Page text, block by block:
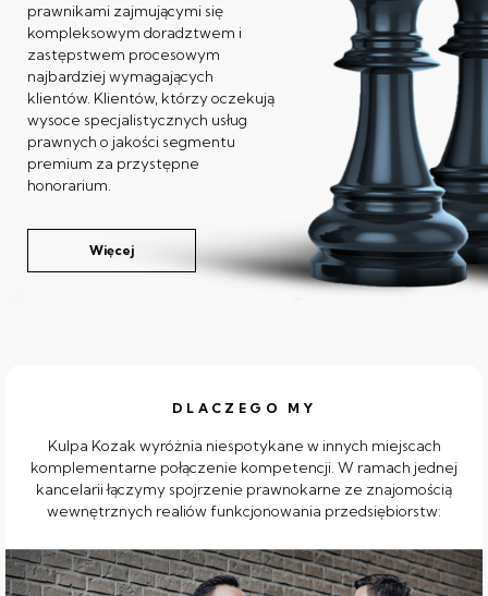
prawnikami zajmującymi się
kompleksowym doradztwem i
zastępstwem procesowym
najbardziej wymagających
klientów. Klientów, którzy oczekują
wysoce specjalistycznych usług
prawnych o jakości segmentu
premium za przystępne
honorarium.
Więcej
DLACZEGO MY
Kulpa Kozak wyróżnia niespotykane w innych miejscach
komplementarne połączenie kompetencji. W ramach jednej
kancelarii łączymy spojrzenie prawnokarne ze znajomością
wewnętrznych realiów funkcjonowania przedsiębiorstw: